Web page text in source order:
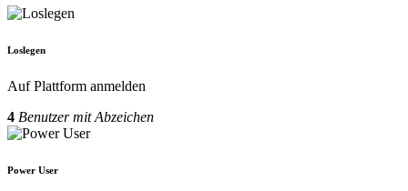
Loslegen
Auf Plattform anmelden
4 Benutzer mit Abzeichen
Power User